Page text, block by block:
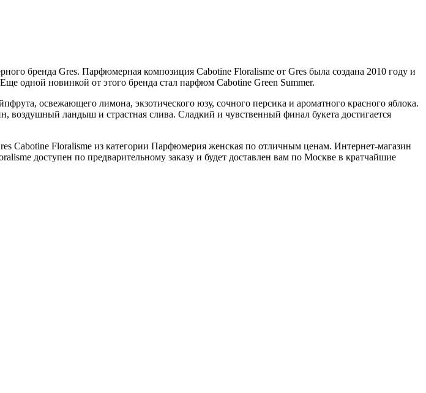
бренда Gres. Парфюмерная композиция Cabotine Floralisme от Gres была создана 2010 году и
одной новинкой от этого бренда стал парфюм Cabotine Green Summer.
освежающего лимона, экзотического юзу, сочного персика и ароматного красного яблока.
воздушный ландыш и страстная слива. Сладкий и чувственный финал букета достигается
Cabotine Floralisme из категории Парфюмерия женская по отличным ценам. Интернет-магазин
доступен по предварительному заказу и будет доставлен вам по Москве в кратчайшие